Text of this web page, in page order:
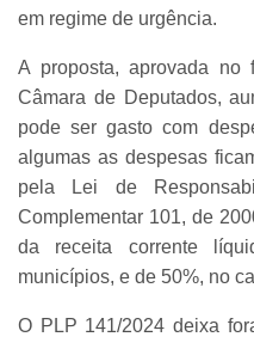
em regime de urgência.
A proposta, aprovada
Câmara de Deputados,
pode ser gasto com
algumas as despesas
pela Lei de
Complementar 101, de
da receita corrente
municípios, e de 50%, no
O PLP 141/2024 deixa